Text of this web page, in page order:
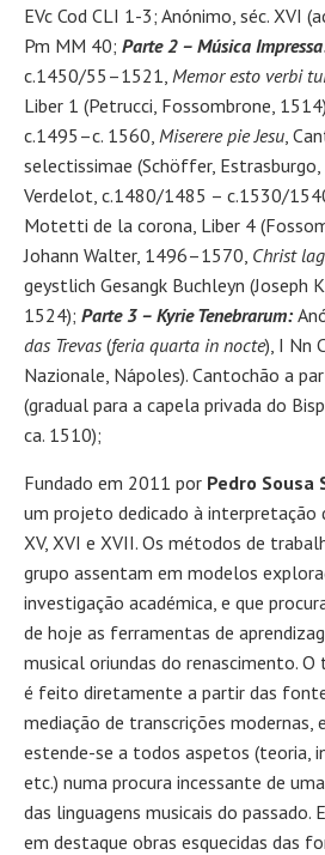
EVc Cod CLI 1-3; Anónimo, séc. XVI
Pm MM 40; Parte 2 – Música
c.1450/55–1521, Memor esto verbi
Liber 1 (Petrucci, Fossombrone,
c.1495–c. 1560, Miserere pie Jesu,
selectissimae (Schöffer,
Verdelot, c.1480/1485 – c.1530/
Motetti de la corona, Liber 4
Johann Walter, 1496–1570, Christ
geystlich Gesangk Buchleyn (Joseph
1524); Parte 3 – Kyrie Tenebrarum:
das Trevas (feria quarta in nocte), I Nn
Nazionale, Nápoles). Cantochão a
(gradual para a capela privada do
ca. 1510);
Fundado em 2011 por Pedro Sousa
um projeto dedicado à interpretação
XV, XVI e XVII. Os métodos de
grupo assentam em modelos
investigação académica, e que
de hoje as ferramentas de
musical oriundas do renascimento.
é feito diretamente a partir das
mediação de transcrições
estende-se a todos aspetos (teoria,
etc.) numa procura incessante de
das linguagens musicais do
em destaque obras esquecidas das